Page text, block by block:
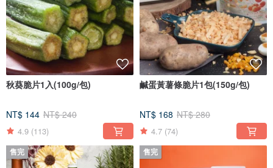
秋葵脆片1入(100g/包)
NT$ 144 NT$ 240
4.9 (113)
鹹蛋黃薯條脆片1包(150g/包)
NT$ 168 NT$ 280
4.7 (74)
售完 售完